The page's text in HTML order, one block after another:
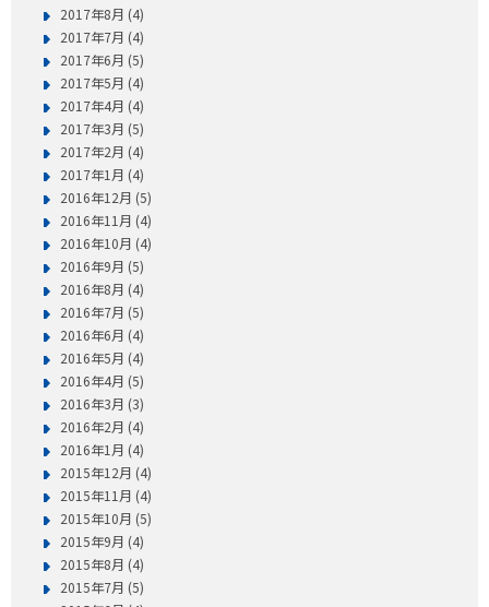
2017年8月 (4)
2017年7月 (4)
2017年6月 (5)
2017年5月 (4)
2017年4月 (4)
2017年3月 (5)
2017年2月 (4)
2017年1月 (4)
2016年12月 (5)
2016年11月 (4)
2016年10月 (4)
2016年9月 (5)
2016年8月 (4)
2016年7月 (5)
2016年6月 (4)
2016年5月 (4)
2016年4月 (5)
2016年3月 (3)
2016年2月 (4)
2016年1月 (4)
2015年12月 (4)
2015年11月 (4)
2015年10月 (5)
2015年9月 (4)
2015年8月 (4)
2015年7月 (5)